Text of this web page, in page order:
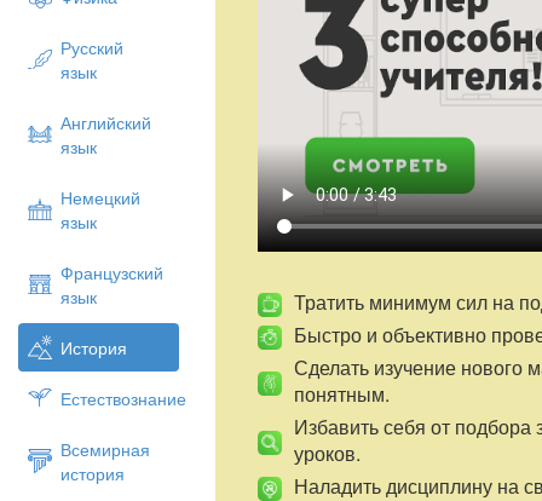
Русский
язык
Английский
язык
Немецкий
язык
Французский
язык
История
Естествознание
Всемирная
история
Тратить минимум сил на
Быстро и объективно
Сделать изучение нового
понятным.
Избавить себя от подбора
уроков.
Наладить дисциплину на